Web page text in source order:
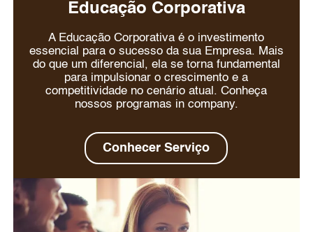
Educação Corporativa
A Educação Corporativa é o investimento
essencial para o sucesso da sua Empresa. Mais
do que um diferencial, ela se torna fundamental
para impulsionar o crescimento e a
competitividade no cenário atual. Conheça
nossos programas in company.
Conhecer Serviço